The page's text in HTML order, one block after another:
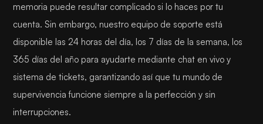
memoria puede resultar complicado si lo haces por tu
cuenta. Sin embargo, nuestro equipo de soporte está
disponible las 24 horas del día, los 7 días de la semana, los
365 días del año para ayudarte mediante chat en vivo y
sistema de tickets, garantizando así que tu mundo de
supervivencia funcione siempre a la perfección y sin
interrupciones.